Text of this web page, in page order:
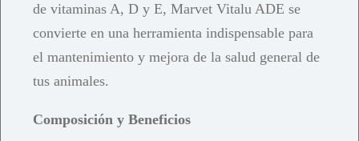
de vitaminas A, D y E, Marvet Vitalu ADE se
convierte en una herramienta indispensable para
el mantenimiento y mejora de la salud general de
tus animales.
Composición y Beneficios